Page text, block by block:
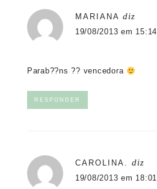
MARIANA diz
19/08/2013 em 15:14
Parab??ns ?? vencedora
RESPONDER
CAROLINA. diz
19/08/2013 em 18:01